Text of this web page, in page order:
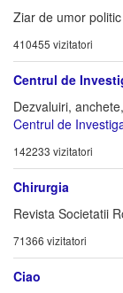
Ziar de umor
410455 vizitatori
Centrul de
Dezvaluiri,
Centrul de
142233 vizitatori
Chirurgia
Revista Societatii
71366 vizitatori
Ciao